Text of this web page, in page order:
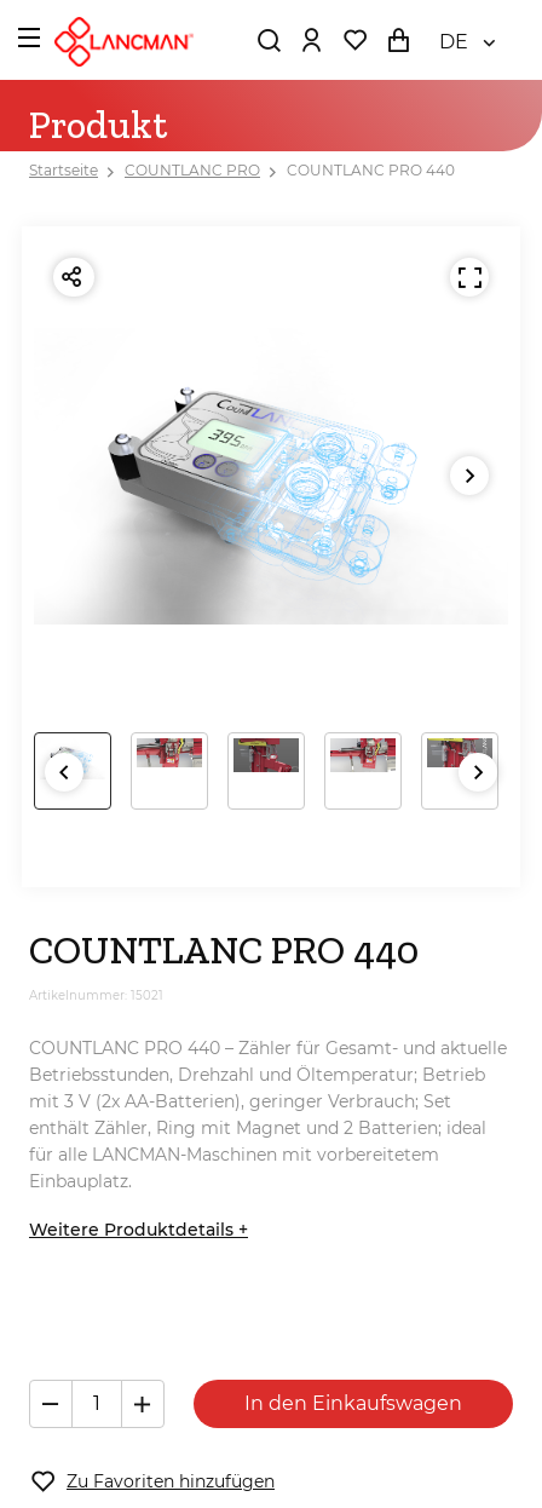
DE
Produkt
Startseite COUNTLANC PRO COUNTLANC PRO 440
COUNTLANC PRO 440
Artikelnummer: 15021
COUNTLANC PRO 440 – Zähler für Gesamt- und aktuelle
Betriebsstunden, Drehzahl und Öltemperatur; Betrieb
mit 3 V (2x AA-Batterien), geringer Verbrauch; Set
enthält Zähler, Ring mit Magnet und 2 Batterien; ideal
für alle LANCMAN-Maschinen mit vorbereitetem
Einbauplatz.
Weitere Produktdetails +
In den Einkaufswagen
Zu Favoriten hinzufügen